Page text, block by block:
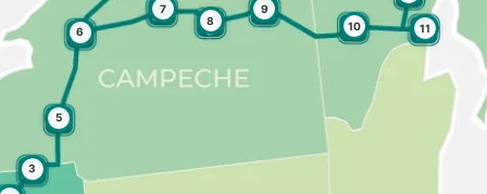
3
5
6
7
8
9
10
11